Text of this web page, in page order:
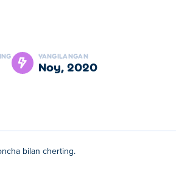
Aqliy oʻyinlar larimizdan biridir.
YANGILANGAN
noy, 2020
bilan cherting.